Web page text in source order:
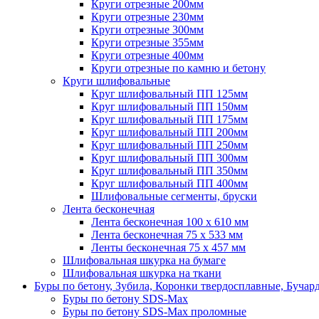
Круги отрезные 200мм
Круги отрезные 230мм
Круги отрезные 300мм
Круги отрезные 355мм
Круги отрезные 400мм
Круги отрезные по камню и бетону
Круги шлифовальные
Круг шлифовальный ПП 125мм
Круг шлифовальный ПП 150мм
Круг шлифовальный ПП 175мм
Круг шлифовальный ПП 200мм
Круг шлифовальный ПП 250мм
Круг шлифовальный ПП 300мм
Круг шлифовальный ПП 350мм
Круг шлифовальный ПП 400мм
Шлифовальные сегменты, бруски
Лента бесконечная
Лента бесконечная 100 х 610 мм
Лента бесконечная 75 х 533 мм
Ленты бесконечная 75 х 457 мм
Шлифовальная шкурка на бумаге
Шлифовальная шкурка на ткани
Буры по бетону, Зубила, Коронки твердосплавные,
Буры по бетону SDS-Max
Буры по бетону SDS-Max проломные